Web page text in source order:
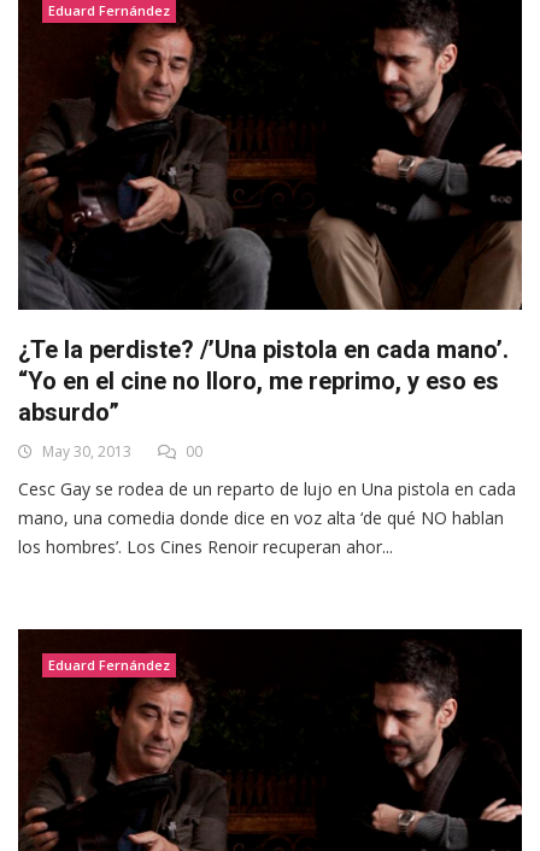
Eduard Fernández
¿Te la perdiste? /’Una pistola en cada mano’.
“Yo en el cine no lloro, me reprimo, y eso es
absurdo”
May 30, 2013 00
Cesc Gay se rodea de un reparto de lujo en Una pistola en cada
mano, una comedia donde dice en voz alta ‘de qué NO hablan
los hombres’. Los Cines Renoir recuperan ahor...
Eduard Fernández